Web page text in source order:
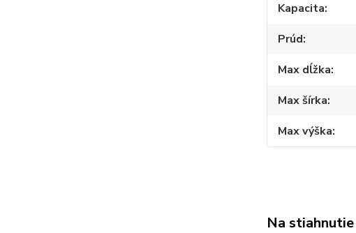
Kapacita
Prúd
Max dĺžka
Max šírka
Max výška
Na stiahnutie